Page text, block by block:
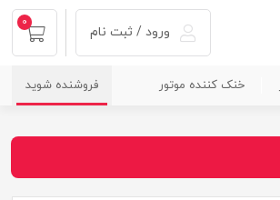
ورود / ثبت نام
0
خنک کننده موتور فروشنده شوید